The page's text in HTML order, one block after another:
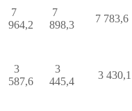
7
964,2
7
898,3
7
3
587,6
3
445,4
3